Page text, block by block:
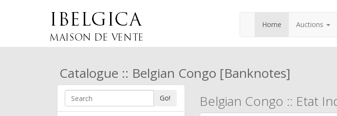
Home Auctions
Catalogue :: Belgian Congo [Banknotes]
Go! Belgian Congo :: Etat